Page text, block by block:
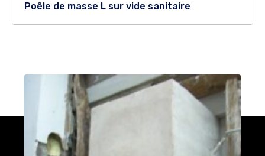
Poêle de masse L sur vide sanitaire